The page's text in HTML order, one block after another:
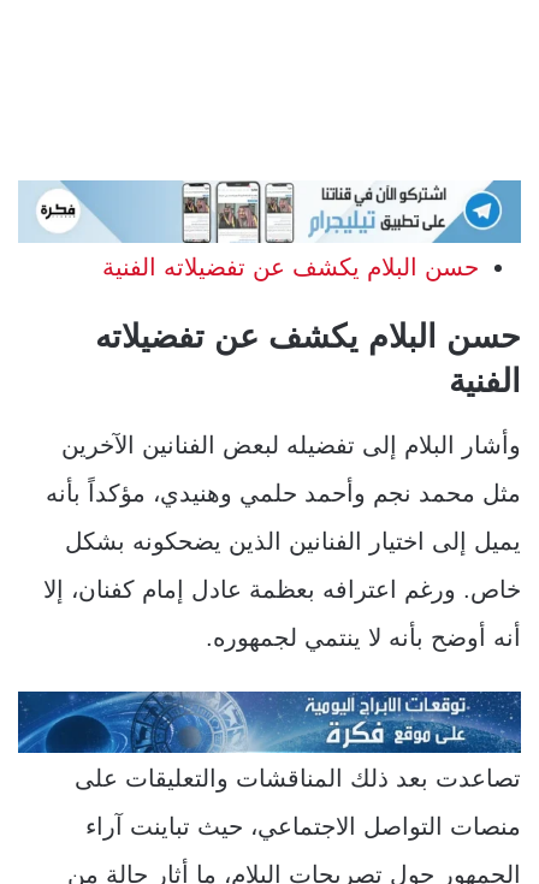
حسن البلام يكشف عن تفضيلاته الفنية
حسن البلام يكشف عن تفضيلاته
الفنية
وأشار البلام إلى تفضيله لبعض الفنانين الآخرين
مثل محمد نجم وأحمد حلمي وهنيدي، مؤكداً بأنه
يميل إلى اختيار الفنانين الذين يضحكونه بشكل
خاص. ورغم اعترافه بعظمة عادل إمام كفنان، إلا
أنه أوضح بأنه لا ينتمي لجمهوره.
تصاعدت بعد ذلك المناقشات والتعليقات على
منصات التواصل الاجتماعي، حيث تباينت آراء
الجمهور حول تصريحات البلام، ما أثار حالة من